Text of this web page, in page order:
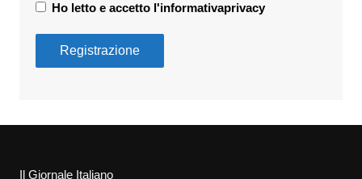
Ho letto e accetto l'informativaprivacy
Il Giornale Italiano